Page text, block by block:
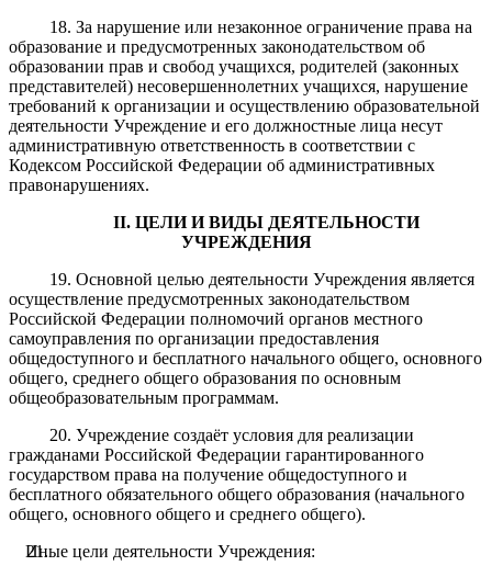
18. За нарушение или незаконное ограничение права на
образование и предусмотренных законодательством об
образовании прав и свобод учащихся, родителей (законных
представителей) несовершеннолетних учащихся, нарушение
требований к организации и осуществлению образовательной
деятельности Учреждение и его должностные лица несут
административную ответственность в соответствии с
Кодексом Российской Федерации об административных
правонарушениях.
II. ЦЕЛИ И ВИДЫ ДЕЯТЕЛЬНОСТИ
УЧРЕЖДЕНИЯ
19. Основной целью деятельности Учреждения является
осуществление предусмотренных законодательством
Российской Федерации полномочий органов местного
самоуправления по организации предоставления
общедоступного и бесплатного начального общего, основного
общего, среднего общего образования по основным
общеобразовательным программам.
20. Учреждение создаёт условия для реализации
гражданами Российской Федерации гарантированного
государством права на получение общедоступного и
бесплатного обязательного общего образования (начального
общего, основного общего и среднего общего).
Иные цели деятельности Учреждения: